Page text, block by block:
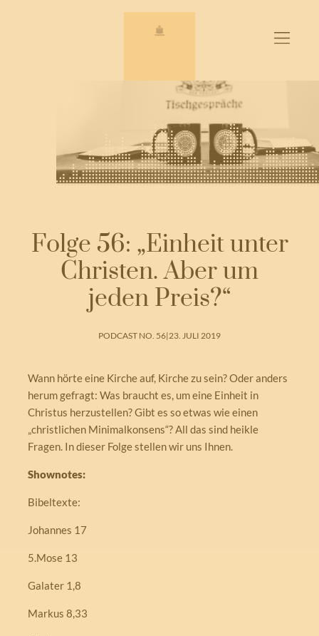
Folge 56: „Einheit unter
Christen. Aber um
jeden Preis?“
PODCAST NO. 56|23. JULI 2019
Wann hörte eine Kirche auf, Kirche zu sein? Oder anders
herum gefragt: Was braucht es, um eine Einheit in
Christus herzustellen? Gibt es so etwas wie einen
„christlichen Minimalkonsens“? All das sind heikle
Fragen. In dieser Folge stellen wir uns Ihnen.
Shownotes:
Bibeltexte:
Johannes 17
5.Mose 13
Galater 1,8
Markus 8,33